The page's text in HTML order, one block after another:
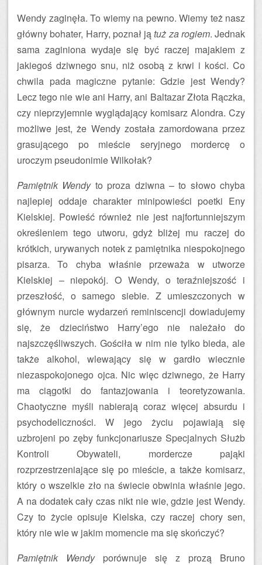
Wendy zaginęła. To wiemy na pewno. Wiemy też nasz
główny bohater, Harry, poznał jątuż za rogiem. Jednak
sama zaginiona wydaje się być raczej majakiem z
jakiegoś dziwnego snu, niż osobą z krwi i kości. Co
chwila pada magiczne pytanie: Gdzie jest Wendy?
Lecz tego nie wie ani Harry, ani Baltazar Złota Rączka,
czy nieprzyjemnie wyglądający komisarz Alondra. Czy
możliwe jest, że Wendy została zamordowana przez
grasującego po mieście seryjnego mordercę o
uroczym pseudonimie Wilkołak?
Pamiętnik Wendyto proza dziwna – to słowo chyba
najlepiej oddaje charakter minipowieści poetki Eny
Kielskiej. Powieść również nie jest najfortunniejszym
określeniem tego utworu, gdyż bliżej mu raczej do
krótkich, urywanych notek z pamiętnika niespokojnego
pisarza. To chyba właśnie przeważa w utworze
Kielskiej – niepokój. O Wendy, o teraźniejszość i
przeszłość, o samego siebie. Z umieszczonych w
głównym nurcie wydarzeń reminiscencji dowiadujemy
się, że dzieciństwo Harry’ego nie należało do
najszczęśliwszych. Gościła w nim nie tylko bieda, ale
także alkohol, wlewający się w gardło wiecznie
niezaspokojonego ojca. Nic więc dziwnego, że Harry
ma ciągotki do fantazjowania i teoretyzowania.
Chaotyczne myśli nabierają coraz więcej absurdu i
psychodeliczności. W jego życiu pojawiają się
uzbrojeni po zęby funkcjonariusze Specjalnych Służb
Kontroli Obywateli, mordercze pająki
rozprzestrzeniające się po mieście, a także komisarz,
który o wszelkie zło na świecie obwinia właśnie jego.
A na dodatek cały czas nikt nie wie, gdzie jest Wendy.
Czy to życie opisuje Kielska, czy raczej chory sen,
który nie wie w jakim momencie ma się skończyć?
Pamiętnik Wendyporównuje się z prozą Bruno